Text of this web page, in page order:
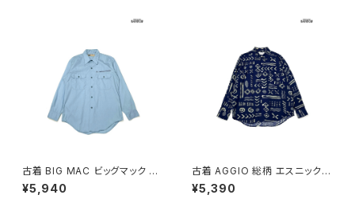
古着 BIG MAC ビッグマック 刺
繍 無地 コットン 長袖 シャツ 青
水色 (ttu2603111)
¥5,940
古着 AGGIO 総柄 エスニック柄
長袖 シャツ 紺 (ttu2603110)
¥5,390